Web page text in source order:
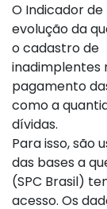
O Indicador
evolução da
o cadastro de
inadimplentes
pagamento
como a
dívidas.
Para isso, são
das bases a
(SPC Brasil)
acesso. Os